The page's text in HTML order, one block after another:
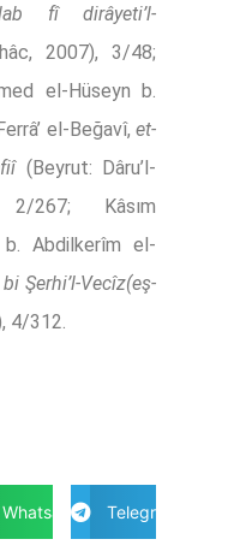
fî dirâyeti’l-
2007), 3/48;
el-Hüseyn b.
el-Beğavî, et-
(Beyrut: Dâru’l-
2/267; Kâsım
b. Abdilkerîm el-
Şerhi’l-Vecîz(eş-
4/312.
Whatsapp Telegram